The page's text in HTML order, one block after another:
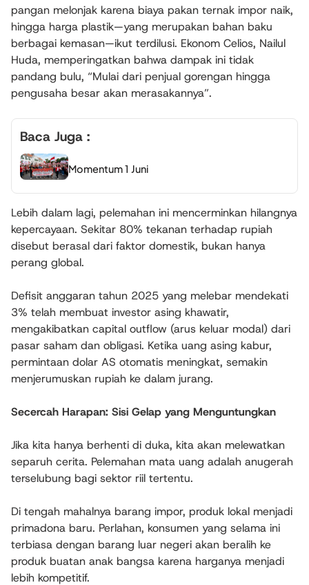
pangan melonjak karena biaya pakan ternak impor naik,
hingga harga plastik—yang merupakan bahan baku
berbagai kemasan—ikut terdilusi. Ekonom Celios, Nailul
Huda, memperingatkan bahwa dampak ini tidak
pandang bulu, “Mulai dari penjual gorengan hingga
pengusaha besar akan merasakannya”.
Baca Juga :
Momentum 1 Juni
Lebih dalam lagi, pelemahan ini mencerminkan hilangnya
kepercayaan. Sekitar 80% tekanan terhadap rupiah
disebut berasal dari faktor domestik, bukan hanya
perang global.
Defisit anggaran tahun 2025 yang melebar mendekati
3% telah membuat investor asing khawatir,
mengakibatkan capital outflow (arus keluar modal) dari
pasar saham dan obligasi. Ketika uang asing kabur,
permintaan dolar AS otomatis meningkat, semakin
menjerumuskan rupiah ke dalam jurang.
Secercah Harapan: Sisi Gelap yang Menguntungkan
Jika kita hanya berhenti di duka, kita akan melewatkan
separuh cerita. Pelemahan mata uang adalah anugerah
terselubung bagi sektor riil tertentu.
Di tengah mahalnya barang impor, produk lokal menjadi
primadona baru. Perlahan, konsumen yang selama ini
terbiasa dengan barang luar negeri akan beralih ke
produk buatan anak bangsa karena harganya menjadi
lebih kompetitif.